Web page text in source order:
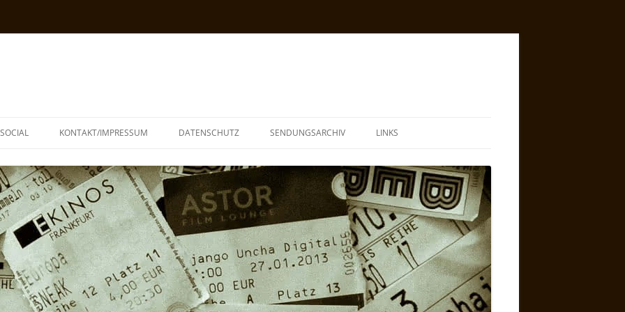
SOCIAL KONTAKT/IMPRESSUM DATENSCHUTZ SENDUNGSARCHIV LINKS